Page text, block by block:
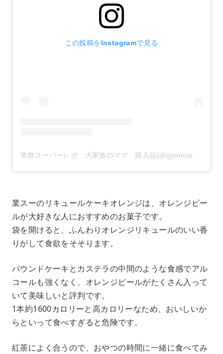
この投稿をInstagramで見る
業務スーパーレポ 大家族のママ 購入品(@gyomusuper_love)がシェアした投稿
業スーのリキュールケーキオレンジは、オレンジピー
ルが大好きな人におすすめのお菓子です。
袋を開けると、ふんわりオレンジリキュールのいい香
りがして食欲をそそります。
パウンドケーキとカステラの中間のような食感でアル
コールも強くなく、オレンジピールがたくさん入って
いて美味しいと評判です。
1本約1600カロリーと高カロリーなため、おいしいか
らといって食べすぎると危険です。
紅茶によく合うので、おやつの時間に一緒に食べてみ